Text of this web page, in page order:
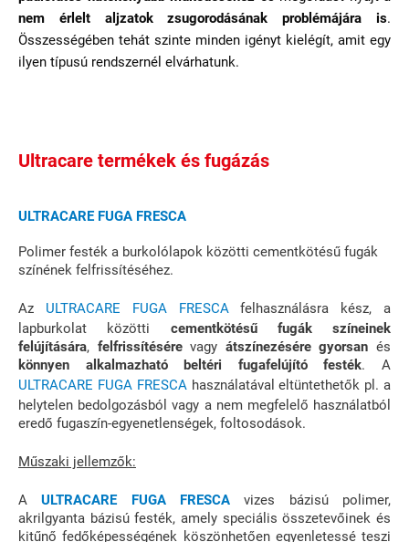
nem érlelt aljzatok zsugorodásának problémájára is.
Összességében tehát szinte minden igényt kielégít, amit egy
ilyen típusú rendszernél elvárhatunk.
Ultracare termékek és fugázás
ULTRACARE FUGA FRESCA
Polimer festék a burkolólapok közötti cementkötésű fugák
színének felfrissítéséhez.
Az ULTRACARE FUGA FRESCA
felhasználásra kész, a
lapburkolat közötti cementkötésű fugák színeinek
felújítására, felfrissítésérevagy átszínezésére gyorsan és
könnyen alkalmazható beltéri fugafelújító festék. A
ULTRACARE FUGA FRESCA használatával eltüntethetők pl. a
helytelen bedolgozásból vagy a nem megfelelő használatból
eredő fugaszín-egyenetlenségek, foltosodások.
Műszaki jellemzők:
AULTRACARE FUGA FRESCA vizes bázisú polimer,
akrilgyanta bázisú festék, amely speciális összetevőinek és
kitűnő fedőképességének köszönhetően egyenletessé teszi